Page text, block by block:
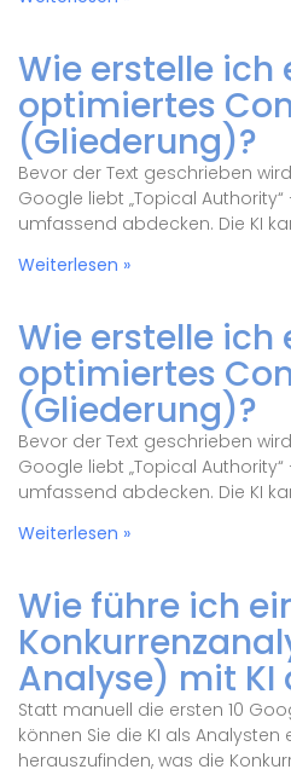
Wie erstelle ich
optimiertes
(Gliederung)?
Bevor der Text geschrieben
Google liebt „Topical
umfassend abdecken. Die KI
Weiterlesen »
Wie erstelle ich
optimiertes
(Gliederung)?
Bevor der Text geschrieben
Google liebt „Topical
umfassend abdecken. Die KI
Weiterlesen »
Wie führe ich
Analyse) mit KI
Statt manuell die ersten 10
können Sie die KI als Analysten
herauszufinden, was die